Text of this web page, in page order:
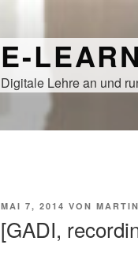
E-
Digitale Lehre an und
VERÖFFENTLICHT
MAI 7, 2014 VON MARTIN
[GADI,